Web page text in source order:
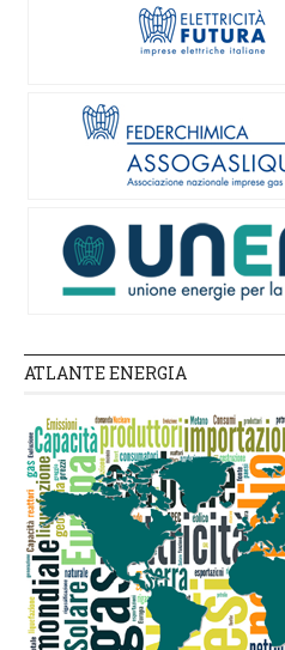
ATLANTE ENERGIA